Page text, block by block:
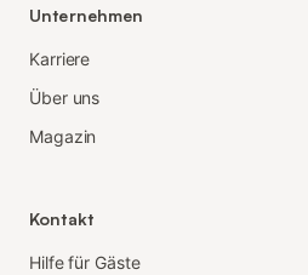
Unternehmen
Karriere
Über uns
Magazin
Kontakt
Hilfe für Gäste